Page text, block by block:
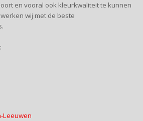
en vooral ook kleurkwaliteit te kunnen
wij met de beste
Leeuwen